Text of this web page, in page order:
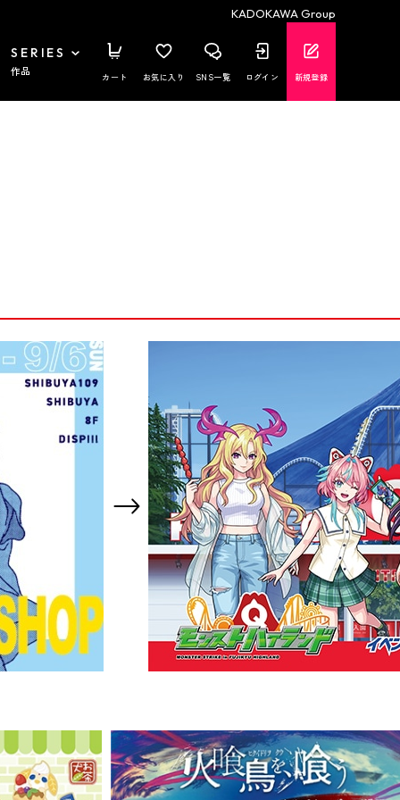
KADOKAWA Group
SERIES
作品 カート お気に入り SNS一覧 ログイン 新規登録